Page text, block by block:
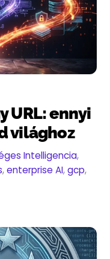
URL: ennyi
világhoz
Intelligencia,
,enterprise AI,gcp,